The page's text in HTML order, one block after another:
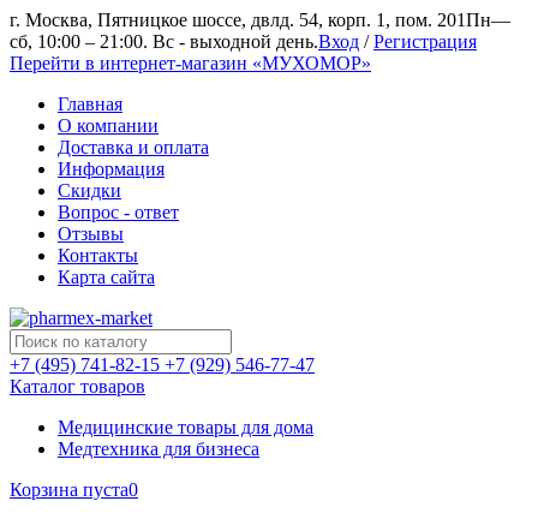
г. Москва, Пятницкое шоссе, двлд. 54, корп. 1, пом. 201Пн—
сб, 10:00 – 21:00. Вс - выходной день.Вход /Регистрация
Перейти в интернет-магазин «МУХОМОР»
Главная
О компании
Доставка и оплата
Информация
Скидки
Вопрос - ответ
Отзывы
Контакты
Карта сайта
+7 (495) 741-82-15 +7 (929) 546-77-47
Каталог товаров
Медицинские товары для дома
Медтехника для бизнеса
Корзина пуста0